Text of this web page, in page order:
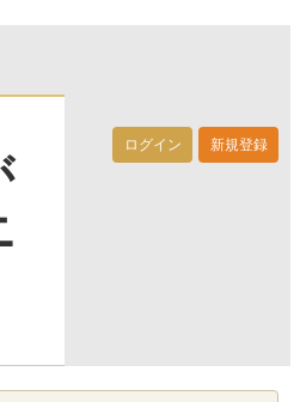
ログイン 新規登録